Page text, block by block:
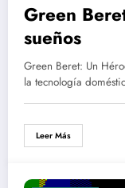
Green
sueños
Green Beret: Un
la tecnología
Leer Más